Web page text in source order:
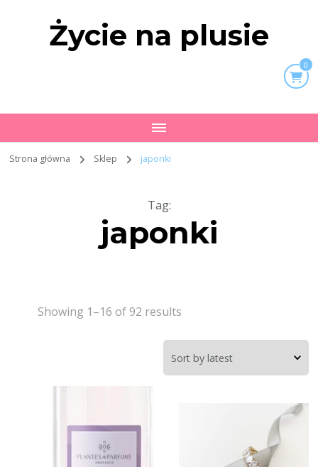
Życie na plusie
0
Strona główna Sklep japonki
Tag:
japonki
Showing 1–16 of 92 results